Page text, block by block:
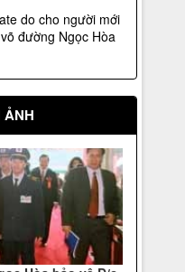
do cho người mới
đường Ngọc Hòa
ẢNH
Hòa bảo vệ Đ/c
Gia Khiêm(2005)
Hòa bảo vệ Đ/c
Nguyễn Thị